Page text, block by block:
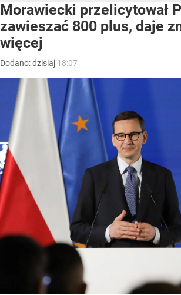
Morawiecki przelicytował
zawieszać 800 plus, daje
więcej
Dodano:dzisiaj 18:07